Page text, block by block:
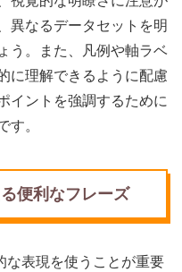
異なるデータセットを明
う。また、凡例や軸ラベ
に理解できるように配慮
イントを強調するために
す。
便利なフレーズ
な表現を使うことが重要